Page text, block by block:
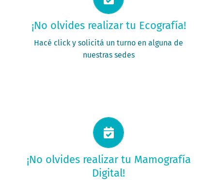
¡No olvides realizar tu Ecografía!
Hacé click y solicitá un turno en alguna de
nuestras sedes
Solicitá tu turno ahora
¡No olvides realizar tu Mamografía
Digital!
Solicitá tu turno ahora
PEDÍ TU TURNO